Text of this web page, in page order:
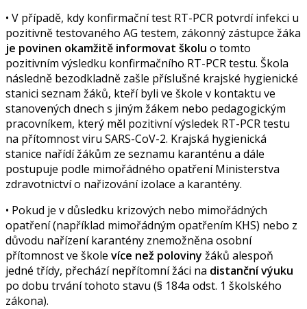
• V případě, kdy konfirmační test RT-PCR potvrdí infekci u
pozitivně testovaného AG testem, zákonný zástupce žáka
je povinen okamžitě informovat školu o tomto
pozitivním výsledku konfirmačního RT-PCR testu. Škola
následně bezodkladně zašle příslušné krajské hygienické
stanici seznam žáků, kteří byli ve škole v kontaktu ve
stanovených dnech s jiným žákem nebo pedagogickým
pracovníkem, který měl pozitivní výsledek RT-PCR testu
na přítomnost viru SARS-CoV-2. Krajská hygienická
stanice nařídí žákům ze seznamu karanténu a dále
postupuje podle mimořádného opatření Ministerstva
zdravotnictví o nařizování izolace a karantény.
• Pokud je v důsledku krizových nebo mimořádných
opatření (například mimořádným opatřením KHS) nebo z
důvodu nařízení karantény znemožněna osobní
přítomnost ve škole více než poloviny žáků alespoň
jedné třídy, přechází nepřítomní žáci na distanční výuku
po dobu trvání tohoto stavu (§ 184a odst. 1 školského
zákona).